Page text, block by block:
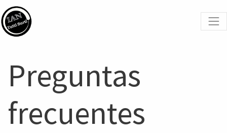
Preguntas
frecuentes